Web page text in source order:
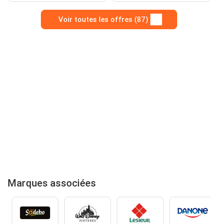
Voir toutes les offres (87)
Marques associées